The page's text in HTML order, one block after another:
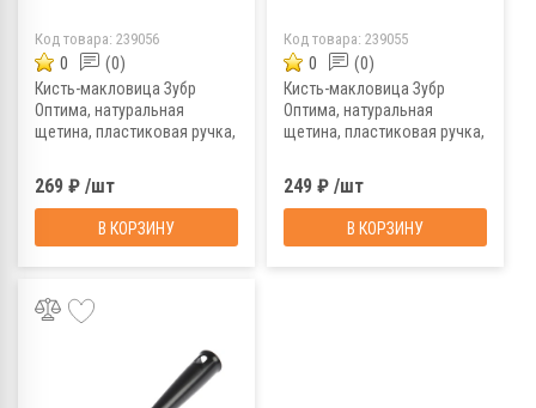
Код товара: 239056
0 (0)
Кисть-макловица Зубр
Оптима, натуральная
щетина, пластиковая ручка,
269 ₽ /шт
В КОРЗИНУ
Код товара: 239055
0 (0)
Кисть-макловица Зубр
Оптима, натуральная
щетина, пластиковая ручка,
249 ₽ /шт
В КОРЗИНУ